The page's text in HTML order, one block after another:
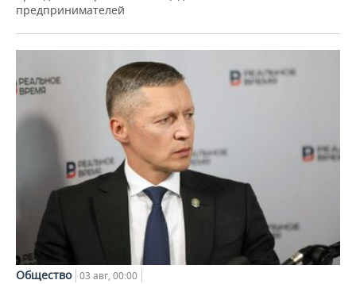
предпринимателей
Общество 03 авг, 00:00